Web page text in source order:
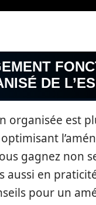
DE
organisée est
gagnez non
aussi en
pour un